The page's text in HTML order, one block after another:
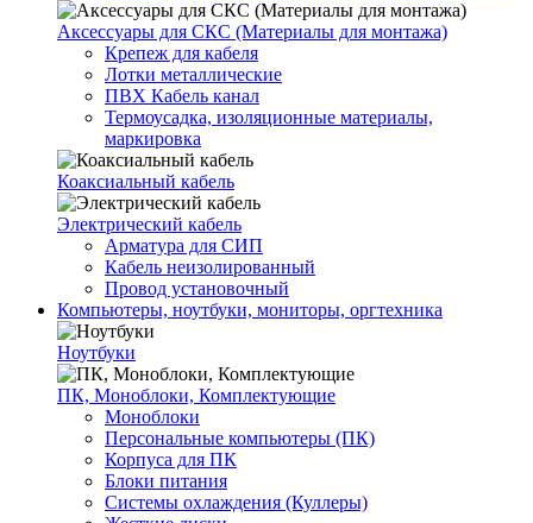
Аксессуары для СКС (Материалы для монтажа)
Крепеж для кабеля
Лотки металлические
ПВХ Кабель канал
Термоусадка, изоляционные материалы,
маркировка
Коаксиальный кабель
Электрический кабель
Арматура для СИП
Кабель неизолированный
Провод установочный
Компьютеры, ноутбуки, мониторы, оргтехника
Ноутбуки
ПК, Моноблоки, Комплектующие
Моноблоки
Персональные компьютеры (ПК)
Корпуса для ПК
Блоки питания
Системы охлаждения (Куллеры)